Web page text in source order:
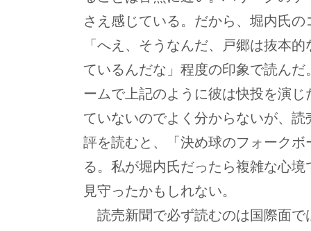
さえ感じている。だから、堀内氏
「へえ、そうなんだ、戸郷は抜本
ているんだな」程度の印象で読ん
ームで上記のように彼は快投を演
ていないのでよく分からないが、
評を読むと、「決め球のフォークボ
る。私が堀内氏だったら複雑な心
見守ったかもしれない。
読売新聞で必ず読むのは国際面で